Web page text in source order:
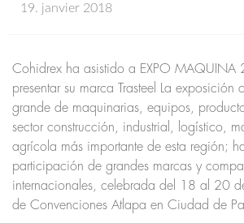
19. janvier 2018
Cohidrex ha asistido a EXPO MAQUINA
presentar su marca Trasteel La exposición
grande de maquinarias, equipos,
sector construcción, industrial, logístico,
agrícola más importante de esta región;
participación de grandes marcas y
internacionales, celebrada del 18 al 20
de Convenciones Atlapa en Ciudad de